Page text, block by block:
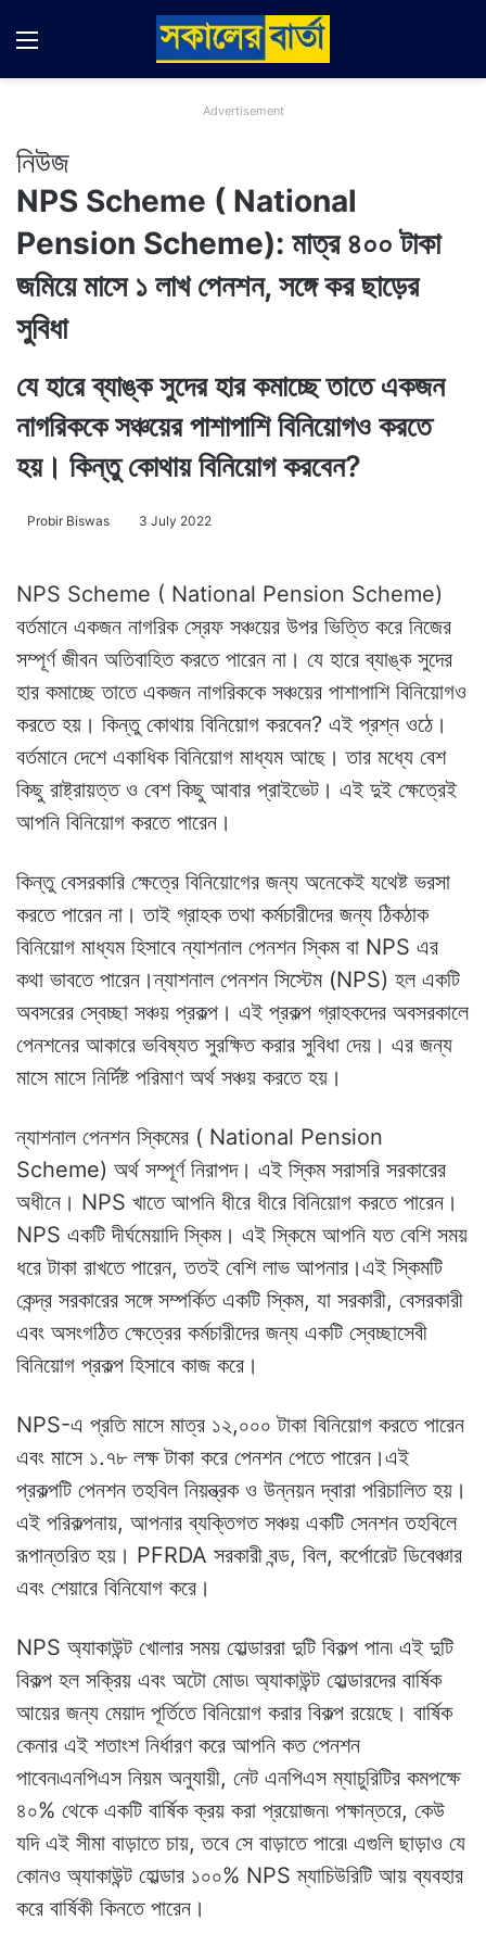
Menu
Advertisement
নিউজ
NPS Scheme ( National
Pension Scheme): মাত্র ৪০০ টাকা
জমিয়ে মাসে ১ লাখ পেনশন, সঙ্গে কর ছাড়ের
সুবিধা
যে হারে ব্যাঙ্ক সুদের হার কমাচ্ছে তাতে একজন
নাগরিককে সঞ্চয়ের পাশাপাশি বিনিয়োগও করতে
হয়। কিন্তু কোথায় বিনিয়োগ করবেন?
Probir Biswas 3 July 2022
NPS Scheme ( National Pension Scheme)
বর্তমানে একজন নাগরিক স্রেফ সঞ্চয়ের উপর ভিত্তি করে নিজের
সম্পূর্ণ জীবন অতিবাহিত করতে পারেন না। যে হারে ব্যাঙ্ক সুদের
হার কমাচ্ছে তাতে একজন নাগরিককে সঞ্চয়ের পাশাপাশি বিনিয়োগও
করতে হয়। কিন্তু কোথায় বিনিয়োগ করবেন? এই প্রশ্ন ওঠে।
বর্তমানে দেশে একাধিক বিনিয়োগ মাধ্যম আছে। তার মধ্যে বেশ
কিছু রাষ্ট্রায়ত্ত ও বেশ কিছু আবার প্রাইভেট। এই দুই ক্ষেত্রেই
আপনি বিনিয়োগ করতে পারেন।
কিন্তু বেসরকারি ক্ষেত্রে বিনিয়োগের জন্য অনেকেই যথেষ্ট ভরসা
করতে পারেন না। তাই গ্রাহক তথা কর্মচারীদের জন্য ঠিকঠাক
বিনিয়োগ মাধ্যম হিসাবে ন্যাশনাল পেনশন স্কিম বা NPS এর
কথা ভাবতে পারেন।ন্যাশনাল পেনশন সিস্টেম (NPS) হল একটি
অবসরের স্বেচ্ছা সঞ্চয় প্রকল্প। এই প্রকল্প গ্রাহকদের অবসরকালে
পেনশনের আকারে ভবিষ্যত সুরক্ষিত করার সুবিধা দেয়। এর জন্য
মাসে মাসে নির্দিষ্ট পরিমাণ অর্থ সঞ্চয় করতে হয়।
ন্যাশনাল পেনশন স্কিমের ( National Pension
Scheme) অর্থ সম্পূর্ণ নিরাপদ। এই স্কিম সরাসরি সরকারের
অধীনে। NPS খাতে আপনি ধীরে ধীরে বিনিয়োগ করতে পারেন।
NPS একটি দীর্ঘমেয়াদি স্কিম। এই স্কিমে আপনি যত বেশি সময়
ধরে টাকা রাখতে পারেন, ততই বেশি লাভ আপনার।এই স্কিমটি
কেন্দ্র সরকারের সঙ্গে সম্পর্কিত একটি স্কিম, যা সরকারী, বেসরকারী
এবং অসংগঠিত ক্ষেত্রের কর্মচারীদের জন্য একটি স্বেচ্ছাসেবী
বিনিয়োগ প্রকল্প হিসাবে কাজ করে।
NPS-এ প্রতি মাসে মাত্র ১২,০০০ টাকা বিনিয়োগ করতে পারেন
এবং মাসে ১.৭৮ লক্ষ টাকা করে পেনশন পেতে পারেন।এই
প্রকল্পটি পেনশন তহবিল নিয়ন্ত্রক ও উন্নয়ন দ্বারা পরিচালিত হয়।
এই পরিকল্পনায়, আপনার ব্যক্তিগত সঞ্চয় একটি সেনশন তহবিলে
রূপান্তরিত হয়। PFRDA সরকারী বন্ড, বিল, কর্পোরেট ডিবেঞ্চার
এবং শেয়ারে বিনিযোগ করে।
NPS অ্যাকাউন্ট খোলার সময় হোল্ডাররা দুটি বিকল্প পান৷ এই দুটি
বিকল্প হল সক্রিয় এবং অটো মোড৷ অ্যাকাউন্ট হোল্ডারদের বার্ষিক
আয়ের জন্য মেয়াদ পূর্তিতে বিনিয়োগ করার বিকল্প রয়েছে। বার্ষিক
কেনার এই শতাংশ নির্ধারণ করে আপনি কত পেনশন
পাবেন৷এনপিএস নিয়ম অনুযায়ী, নেট এনপিএস ম্যাচুরিটির কমপক্ষে
৪০% থেকে একটি বার্ষিক ক্রয় করা প্রয়োজন৷ পক্ষান্তরে, কেউ
যদি এই সীমা বাড়াতে চায়, তবে সে বাড়াতে পারে৷ এগুলি ছাড়াও যে
কোনও অ্যাকাউন্ট হোল্ডার ১০০% NPS ম্যাচিউরিটি আয় ব্যবহার
করে বার্ষিকী কিনতে পারেন।